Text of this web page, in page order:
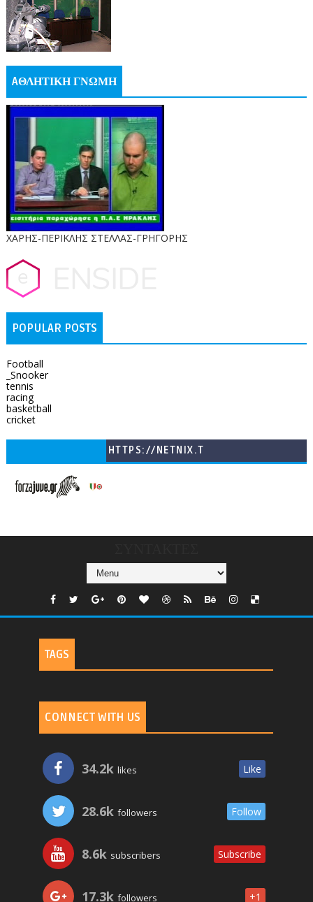
AΘΛΗΤΙΚΗ ΓΝΩΜΗ
ΧΑΡΗΣ-ΠΕΡΙΚΛΗΣ ΣΤΕΛΛΑΣ-ΓΡΗΓΟΡΗΣ
POPULAR POSTS
Football
_Snooker
tennis
racing
basketball
cricket
HTTPS://NETNIX.T
TAGS
CONNECT WITH US
34.2k likes Like
28.6k followers Follow
8.6k subscribers Subscribe
17.3k followers +1